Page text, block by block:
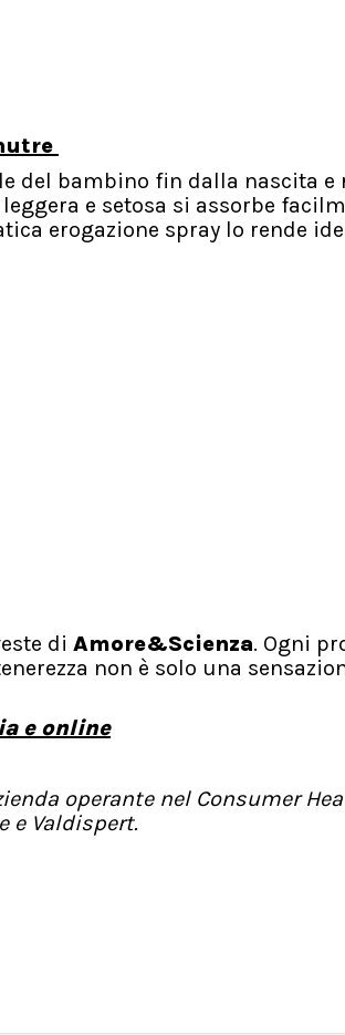
del bambino fin dalla nascita e
e setosa si assorbe
erogazione spray lo rende
di Amore&Scienza. Ogni
non è solo una
e online
operante nel Consumer
e Valdispert.